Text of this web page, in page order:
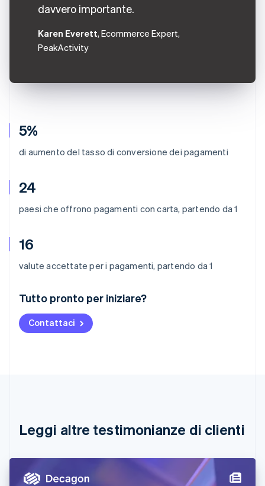
5%
di aumento del tasso di conversione dei pagamenti
24
paesi che offrono pagamenti con carta, partendo da 1
16
valute accettate per i pagamenti, partendo da 1
Tutto pronto per iniziare?
Contattaci
davvero importante.
Karen Everett, Ecommerce Expert,
PeakActivity
Leggi altre testimonianze di clienti
Australia
English
Austria
DeutschEnglish
English Français
Cina continentale
Cipro
Croazia